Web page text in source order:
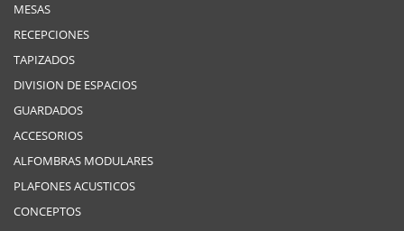
MESAS
RECEPCIONES
TAPIZADOS
DIVISION DE ESPACIOS
GUARDADOS
ACCESORIOS
ALFOMBRAS MODULARES
PLAFONES ACUSTICOS
CONCEPTOS